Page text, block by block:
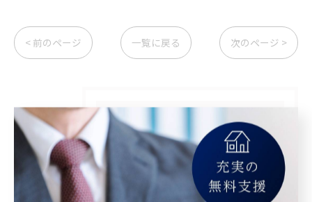
< 前のページ 一覧に戻る 次のページ >
カテゴリー
全てのカテゴリー